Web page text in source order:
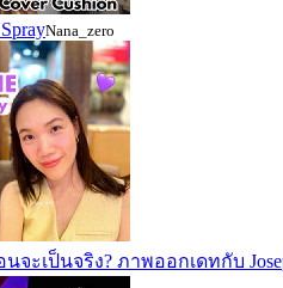
Nana_zero
จะเป็นจริง? ภาพออกเดทกับ